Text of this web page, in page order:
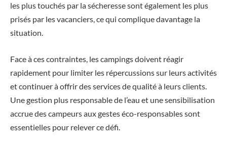
les plus touchés par la sécheresse sont également les plus
prisés par les vacanciers, ce qui complique davantage la
situation.
Face à ces contraintes, les campings doivent réagir
rapidement pour limiter les répercussions sur leurs activités
et continuer à offrir des services de qualité à leurs clients.
Une gestion plus responsable de l’eau et une sensibilisation
accrue des campeurs aux gestes éco-responsables sont
essentielles pour relever ce défi.